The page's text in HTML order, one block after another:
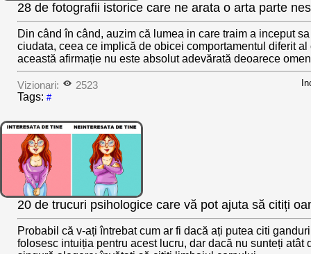
28 de fotografii istorice care ne arata o arta parte
Din când în când, auzim că lumea in care traim a inceput
ciudata, ceea ce implică de obicei comportamentul diferit
această afirmație nu este absolut adevărată deoarece
Vizionari: 2523
Tags: #
20 de trucuri psihologice care vă pot ajuta să citiți
Probabil că v-ați întrebat cum ar fi dacă ați putea citi
folosesc intuiția pentru acest lucru, dar dacă nu sunteți atât